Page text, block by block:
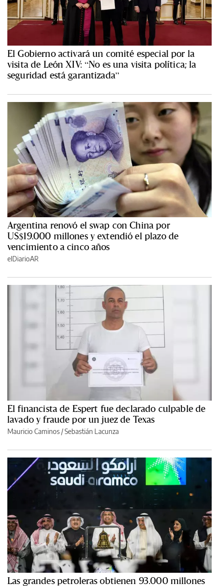
El Gobierno activará un comité especial por la
visita de León XIV: “No es una visita política; la
seguridad está garantizada”
Argentina renovó el swap con China por
US$19.000 millones y extendió el plazo de
vencimiento a cinco años
elDiarioAR
El financista de Espert fue declarado culpable de
lavado y fraude por un juez de Texas
Mauricio Caminos /Sebastián Lacunza
Las grandes petroleras obtienen 93.000 millones